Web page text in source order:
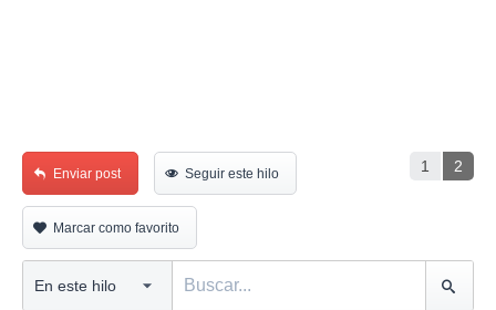
1 2
Enviar post Seguir este hilo
Marcar como favorito